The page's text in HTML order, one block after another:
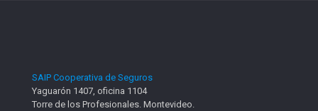
SAIP Cooperativa de Seguros
Yaguarón 1407, oficina 1104
Torre de los Profesionales. Montevideo.